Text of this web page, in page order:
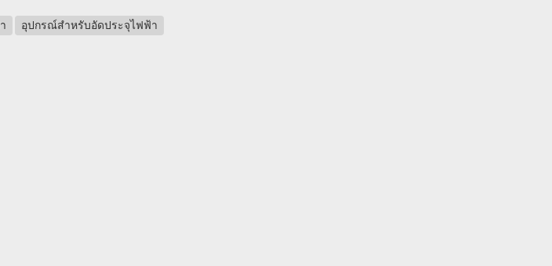
อุปกรณ์สำหรับอัดประจุไฟฟ้า